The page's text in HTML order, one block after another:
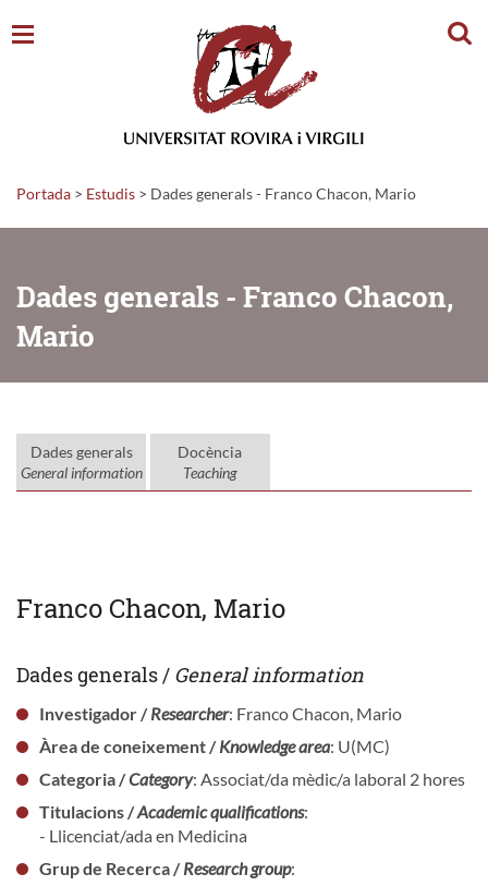
Portada > Estudis > Dades generals - Franco Chacon, Mario
Dades generals - Franco Chacon,
Mario
Dades generals
General information
Docència
Teaching
Franco Chacon, Mario
Dades generals / General information
Investigador /Researcher: Franco Chacon, Mario
Àrea de coneixement /Knowledge area: U(MC)
Categoria /Category: Associat/da mèdic/a laboral 2 hores
Titulacions /Academic qualifications:
- Llicenciat/ada en Medicina
Grup de Recerca /Research group: